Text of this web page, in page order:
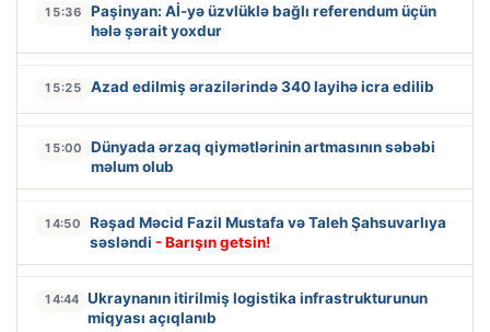
15:36
Paşinyan: Aİ-yə üzvlüklə bağlı referendum üçün
hələ şərait yoxdur
15:25 Azad edilmiş ərazilərində 340 layihə icra edilib
15:00
Dünyada ərzaq qiymətlərinin artmasının səbəbi
məlum olub
14:50
Rəşad Məcid Fazil Mustafa və Taleh Şahsuvarlıya
səsləndi - Barışın getsin!
14:44 Ukraynanın itirilmiş logistika infrastrukturunun
miqyası açıqlanıb